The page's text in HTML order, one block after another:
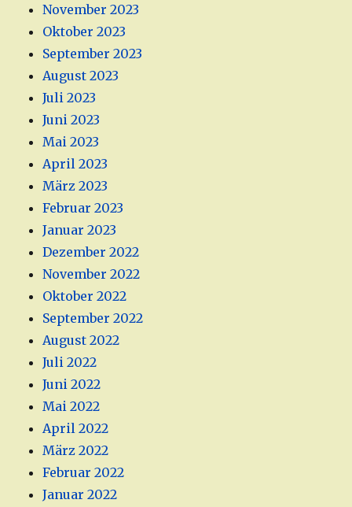
November 2023
Oktober 2023
September 2023
August 2023
Juli 2023
Juni 2023
Mai 2023
April 2023
März 2023
Februar 2023
Januar 2023
Dezember 2022
November 2022
Oktober 2022
September 2022
August 2022
Juli 2022
Juni 2022
Mai 2022
April 2022
März 2022
Februar 2022
Januar 2022